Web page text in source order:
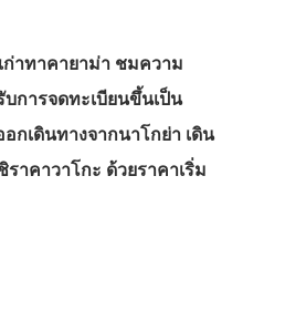
ก่าทาคายาม่า ชมความ
การจดทะเบียนขึ้นเป็น
กเดินทางจากนาโกย่า เดิน
าคาวาโกะ ด้วยราคาเริ่ม